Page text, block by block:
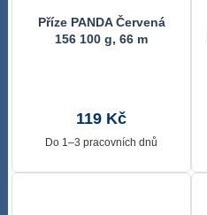
Příze PANDA Červená
156 100 g, 66 m
119 Kč
Do 1–3 pracovních dnů